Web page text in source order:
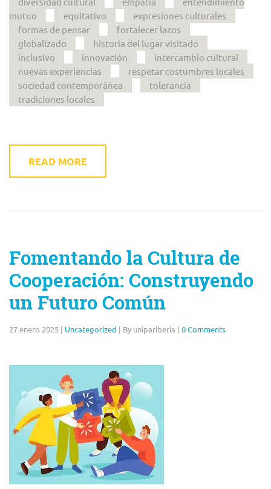
mutuo
equitativo
expresiones culturales
formas de pensar
fortalecer lazos
globalizado
historia del lugar visitado
inclusivo
innovación
intercambio cultural
nuevas experiencias
respetar costumbres locales
sociedad contemporánea
tolerancia
tradiciones locales
READ MORE
Fomentando la Cultura de
Cooperación: Construyendo
un Futuro Común
27 enero 2025 | Uncategorized | By unipariberia | 0 Comments